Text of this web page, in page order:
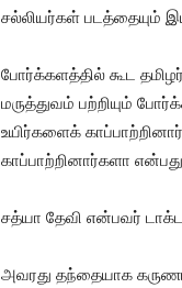
சல்லியர்கள் படத்தையும்
போர்க்களத்தில் கூட
மருத்துவம் பற்றியும்
உயிர்களைக்
காப்பாற்றினார்களா
சத்யா தேவி என்பவர்
அவரது தந்தையாக